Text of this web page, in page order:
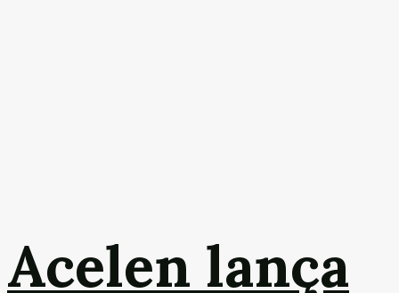
Acelen lança